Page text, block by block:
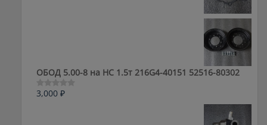
ОБОД 5.00-8 на HC 1.5т 216G4-40151 52516-80302
Оценка
3,000 ₽